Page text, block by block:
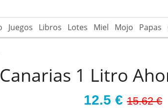
Juegos Libros Lotes Miel Mojo Papas
1 Litro
12.5 € 15.62 €